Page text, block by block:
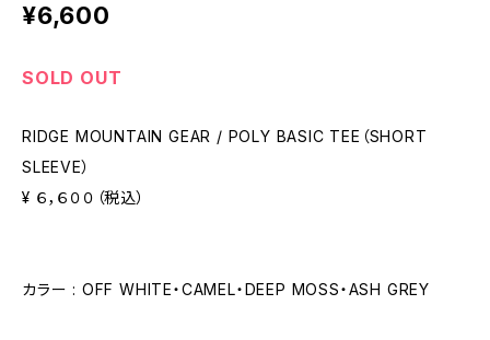
¥6,600
SOLD OUT
RIDGE MOUNTAIN GEAR / POLY BASIC TEE（SHORT
SLEEVE）
¥ ６，６００（税込）
カラー : OFF WHITE・CAMEL・DEEP MOSS・ASH GREY